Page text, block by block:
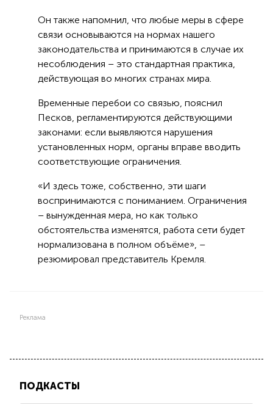
Он также напомнил, что любые меры в сфере
связи основываются на нормах нашего
законодательства и принимаются в случае их
несоблюдения – это стандартная практика,
действующая во многих странах мира.
Временные перебои со связью, пояснил
Песков, регламентируются действующими
законами: если выявляются нарушения
установленных норм, органы вправе вводить
соответствующие ограничения.
«И здесь тоже, собственно, эти шаги
воспринимаются с пониманием. Ограничения
– вынужденная мера, но как только
обстоятельства изменятся, работа сети будет
нормализована в полном объёме», –
резюмировал представитель Кремля.
Реклама
ПОДКАСТЫ